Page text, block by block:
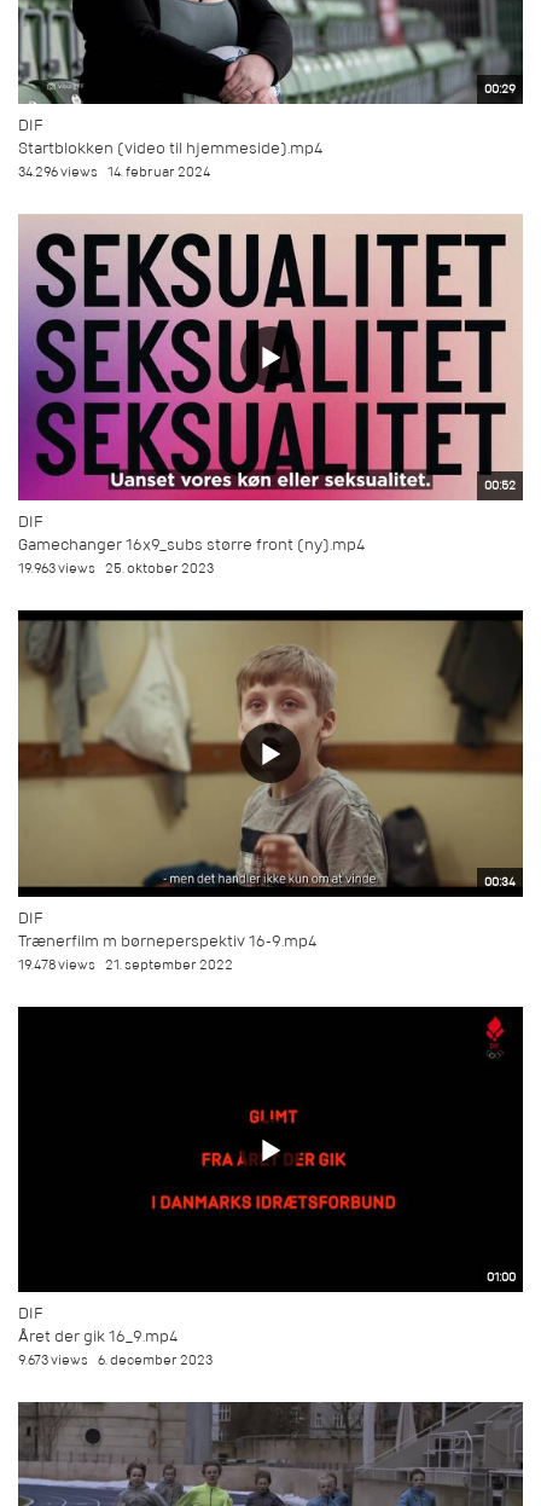
00:29
DIF
Startblokken (video til hjemmeside).mp4
34.296 views 14. februar 2024
00:52
DIF
Gamechanger 16x9_subs større front (ny).mp4
19.963 views 25. oktober 2023
00:34
DIF
Trænerfilm m børneperspektiv 16-9.mp4
19.478 views 21. september 2022
01:00
DIF
Året der gik 16_9.mp4
9.673 views 6. december 2023